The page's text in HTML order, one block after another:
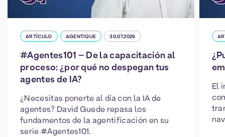
ARTÍCULO AGENTIQUE 30.07.2026
#Agentes101 – De la capacitación al
proceso: ¿por qué no despegan tus
agentes de IA?
¿Necesitas ponerte al día con la IA de
agentes? David Guede repasa los
fundamentos de la agentificación en su
serie #Agentes101.
El